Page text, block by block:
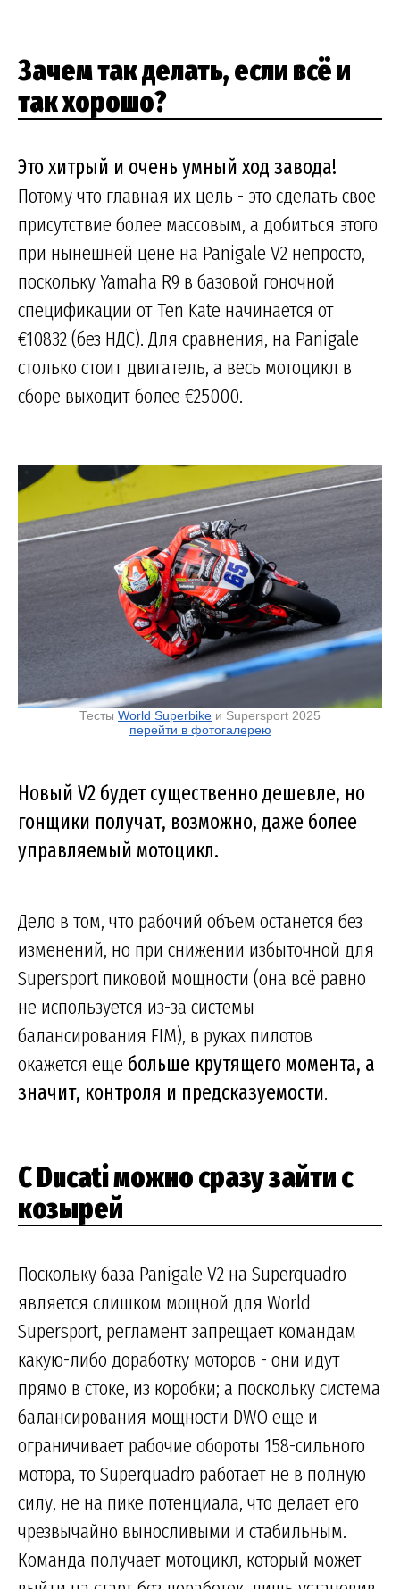
Зачем так делать, если всё и
так хорошо?
Это хитрый и очень умный ход завода!
Потому что главная их цель - это сделать свое
присутствие более массовым, а добиться этого
при нынешней цене на Panigale V2 непросто,
поскольку Yamaha R9 в базовой гоночной
спецификации от Ten Kate начинается от
€10832 (без НДС). Для сравнения, на Panigale
столько стоит двигатель, а весь мотоцикл в
сборе выходит более €25000.
Тесты World Superbike и Supersport 2025
перейти в фотогалерею
Новый V2 будет существенно дешевле, но
гонщики получат, возможно, даже более
управляемый мотоцикл.
Дело в том, что рабочий объем останется без
изменений, но при снижении избыточной для
Supersport пиковой мощности (она всё равно
не используется из-за системы
балансирования FIM), в руках пилотов
окажется еще больше крутящего момента, а
значит, контроля и предсказуемости.
С Ducati можно сразу зайти с
козырей
Поскольку база Panigale V2 на Superquadro
является слишком мощной для World
Supersport, регламент запрещает командам
какую-либо доработку моторов - они идут
прямо в стоке, из коробки; а поскольку система
балансирования мощности DWO еще и
ограничивает рабочие обороты 158-сильного
мотора, то Superquadro работает не в полную
силу, не на пике потенциала, что делает его
чрезвычайно выносливыми и стабильным.
Команда получает мотоцикл, который может